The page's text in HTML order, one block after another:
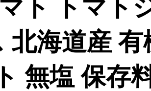
ト トマト
北海道産 有
無塩 保存